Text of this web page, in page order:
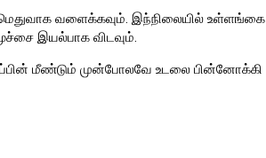
வளைக்கவும். இந்நிலையில் உள்ளங்கை
இயல்பாக விடவும்.
மீண்டும் முன்போலவே உடலை பின்னோக்கி